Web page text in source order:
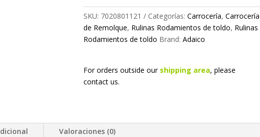
SKU: 7020801121 Categorías: Carrocería, Carrocería
de Remolque, Rulinas Rodamientos de toldo, Rulinas
Rodamientos de toldo Brand: Adaico
For orders outside our shipping area, please
contact us.
Valoraciones (0)